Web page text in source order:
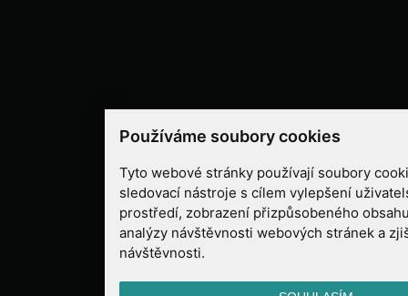
Používáme soubory cookies
Tyto webové stránky používají soubory
sledovací nástroje s cílem vylepšení
prostředí, zobrazení přizpůsobeného
analýzy návštěvnosti webových stránek a
návštěvnosti.